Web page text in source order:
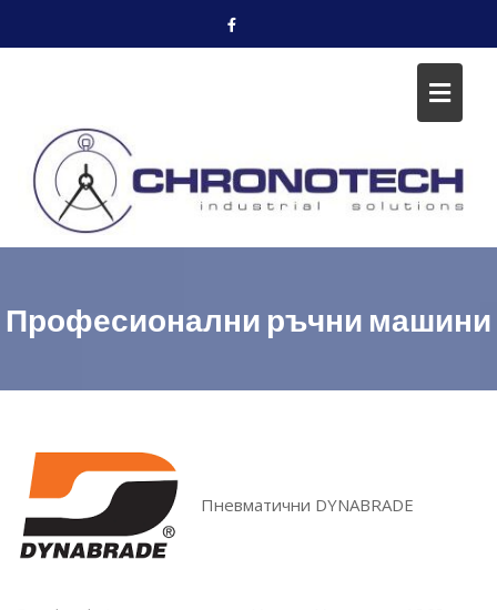
Професионални ръчни машини
Пневматични DYNABRADE